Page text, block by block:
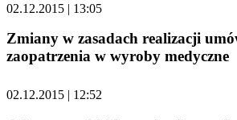
02.12.2015 | 13:05
Zmiany w zasadach realizacji
zaopatrzenia w wyroby medyczne
02.12.2015 | 12:52